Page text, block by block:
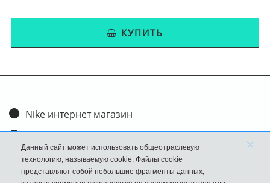
КУПИТЬ
Nike интернет магазин
Доставка и оплата
Обмен и возврат
Размеры
Данный сайт может использовать общеотраслевую
технологию, называемую cookie. Файлы cookie
представляют собой небольшие фрагменты данных,
×